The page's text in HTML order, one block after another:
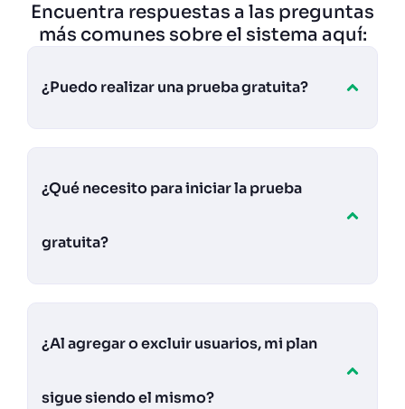
Encuentra respuestas a las preguntas
más comunes sobre el sistema aquí:
¿Puedo realizar una prueba gratuita?
¿Qué necesito para iniciar la prueba
gratuita?
¿Al agregar o excluir usuarios, mi plan
sigue siendo el mismo?